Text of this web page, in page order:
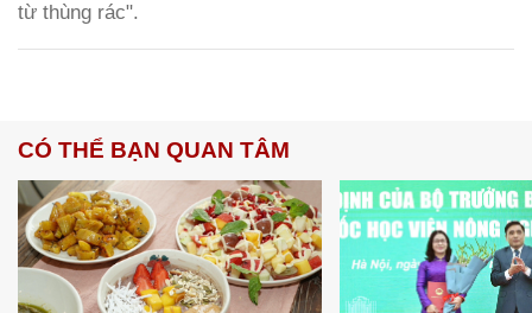
từ thùng rác".
CÓ THỂ BẠN QUAN TÂM